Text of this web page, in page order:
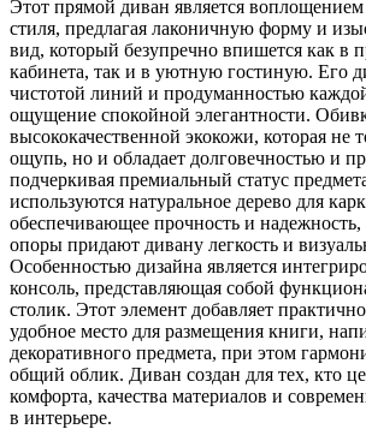
Этот прямой диван является
стиля, предлагая лаконичную форму и
вид, который безупречно впишется как в
кабинета, так и в уютную гостиную. Его
чистотой линий и продуманностью
ощущение спокойной элегантности.
высококачественной экокожи, которая не
ощупь, но и обладает долговечностью и
подчеркивая премиальный статус
используются натуральное дерево для
обеспечивающее прочность и надежность,
опоры придают дивану легкость и
Особенностью дизайна является
консоль, представляющая собой
столик. Этот элемент добавляет
удобное место для размещения книги,
декоративного предмета, при этом
общий облик. Диван создан для тех, кто
комфорта, качества материалов и
в интерьере.